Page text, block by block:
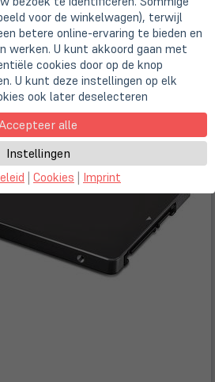
voor de winkelwagen), terwijl
betere online-ervaring te bieden en
werken. U kunt akkoord gaan met
cookies door op de knop
U kunt deze instellingen op elk
ook later deselecteren
Accepteer alle
Instellingen
| Cookies | Imprint